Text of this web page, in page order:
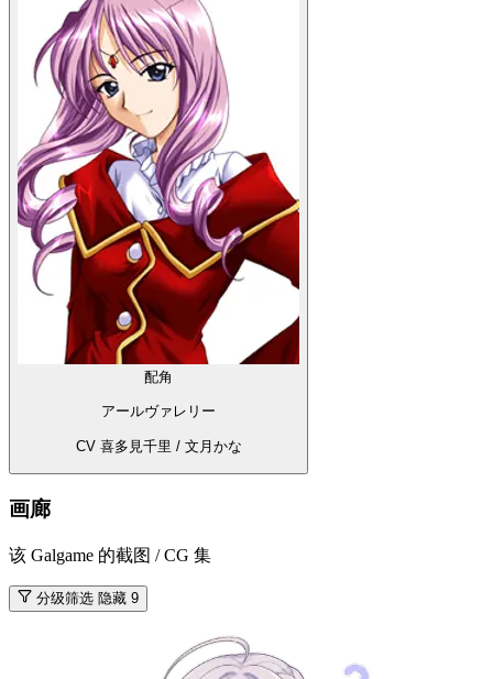
配角
アールヴァレリー
CV 喜多見千里 / 文月かな
画廊
该 Galgame 的截图 / CG 集
分级筛选 隐藏 9